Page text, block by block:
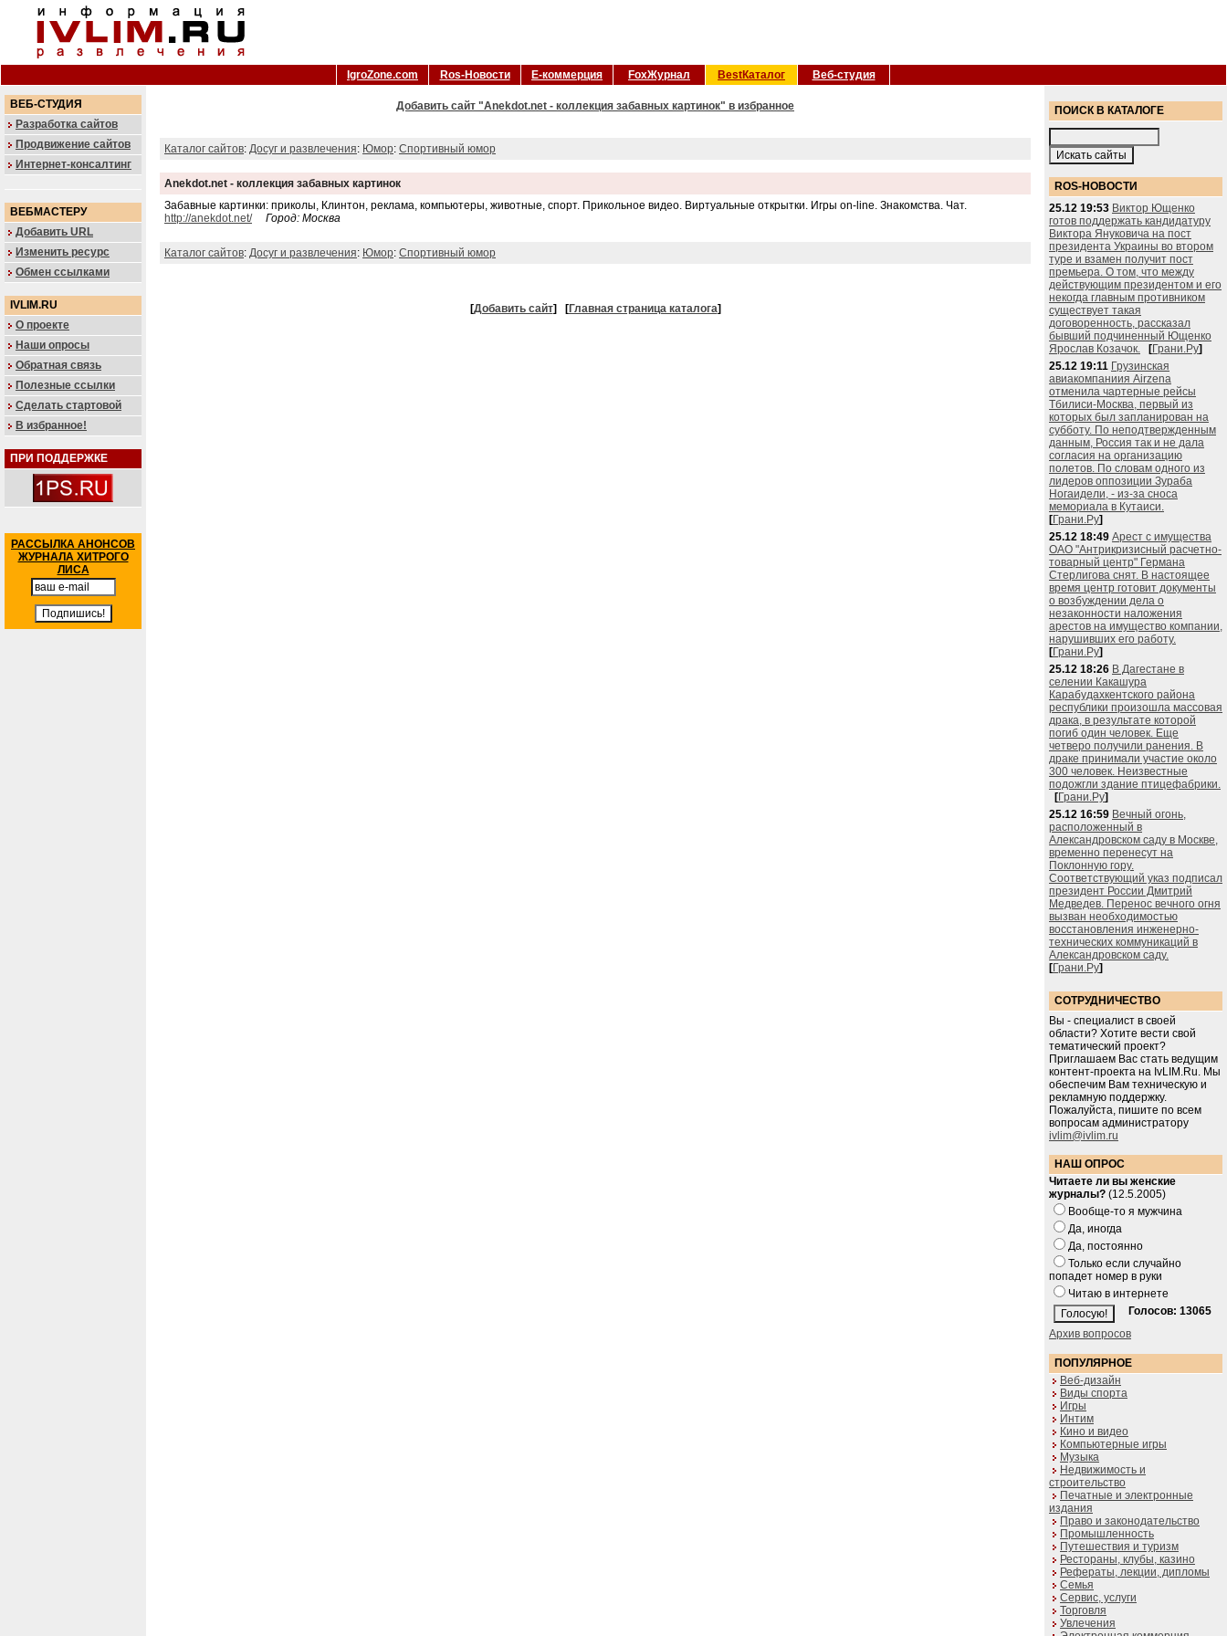
IgroZone.com Ros-Новости Е-коммерция FoxЖурнал BestКаталог Веб-студия
ВЕБ-СТУДИЯ
Разработка сайтов
Продвижение сайтов
Интернет-консалтинг
ВЕБМАСТЕРУ
Добавить URL
Изменить ресурс
Обмен ссылками
IVLIM.RU
О проекте
Наши опросы
Обратная связь
Полезные ссылки
Сделать стартовой
В избранное!
ПРИ ПОДДЕРЖКЕ
РАССЫЛКА АНОНСОВ
ЖУРНАЛА ХИТРОГО
ЛИСА
Добавить сайт "Anekdot.net - коллекция забавных картинок" в избранное
Каталог сайтов: Досуг и развлечения: Юмор: Спортивный юмор
Anekdot.net - коллекция забавных картинок
Забавные картинки: приколы, Клинтон, реклама, компьютеры, животные, спорт. Прикольное видео. Виртуальные открытки. Игры on-line. Знакомства. Чат.
http://anekdot.net/
Город: Москва
Каталог сайтов: Досуг и развлечения: Юмор: Спортивный юмор
[Добавить сайт] [Главная страница каталога]
ПОИСК В КАТАЛОГЕ
ROS-НОВОСТИ
25.12 19:53 Виктор Ющенко
готов поддержать кандидатуру
Виктора Януковича на пост
президента Украины во втором
туре и взамен получит пост
премьера. О том, что между
действующим президентом и его
некогда главным противником
существует такая
договоренность, рассказал
бывший подчиненный Ющенко
Ярослав Козачок.
[Грани.Ру]
25.12 19:11 Грузинская
авиакомпаниия Airzena
отменила чартерные рейсы
Тбилиси-Москва, первый из
которых был запланирован на
субботу. По неподтвержденным
данным, Россия так и не дала
согласия на организацию
полетов. По словам одного из
лидеров оппозиции Зураба
Ногаидели, - из-за сноса
мемориала в Кутаиси.
[Грани.Ру]
25.12 18:49 Арест с имущества
ОАО "Антрикризисный расчетно-
товарный центр" Германа
Стерлигова снят. В настоящее
время центр готовит документы
о возбуждении дела о
незаконности наложения
арестов на имущество компании,
нарушивших его работу.
[Грани.Ру]
25.12 18:26 В Дагестане в
селении Какашура
Карабудахкентского района
республики произошла массовая
драка, в результате которой
погиб один человек. Еще
четверо получили ранения. В
драке принимали участие около
300 человек. Неизвестные
подожгли здание птицефабрики.
[Грани.Ру]
25.12 16:59 Вечный огонь,
расположенный в
Александровском саду в Москве,
временно перенесут на
Поклонную гору.
Соответствующий указ подписал
президент России Дмитрий
Медведев. Перенос вечного огня
вызван необходимостью
восстановления инженерно-
технических коммуникаций в
Александровском саду.
[Грани.Ру]
СОТРУДНИЧЕСТВО
Вы - специалист в своей
области? Хотите вести свой
тематический проект?
Приглашаем Вас стать ведущим
контент-проекта на IvLIM.Ru. Мы
обеспечим Вам техническую и
рекламную поддержку.
Пожалуйста, пишите по всем
вопросам администратору
ivlim@ivlim.ru
НАШ ОПРОС
Читаете ли вы женские
журналы? (12.5.2005)
Вообще-то я мужчина
Да, иногда
Да, постоянно
Только если случайно
попадет номер в руки
Читаю в интернете
Голосов: 13065
Архив вопросов
ПОПУЛЯРНОЕ
Веб-дизайн
Виды спорта
Игры
Интим
Кино и видео
Компьютерные игры
Музыка
Недвижимость и
строительство
Печатные и электронные
издания
Право и законодательство
Промышленность
Путешествия и туризм
Рестораны, клубы, казино
Рефераты, лекции, дипломы
Семья
Сервис, услуги
Торговля
Увлечения